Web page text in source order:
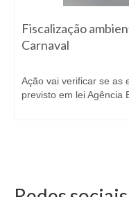
Fiscalização
Carnaval
Ação vai verificar se as
previsto em lei Agência